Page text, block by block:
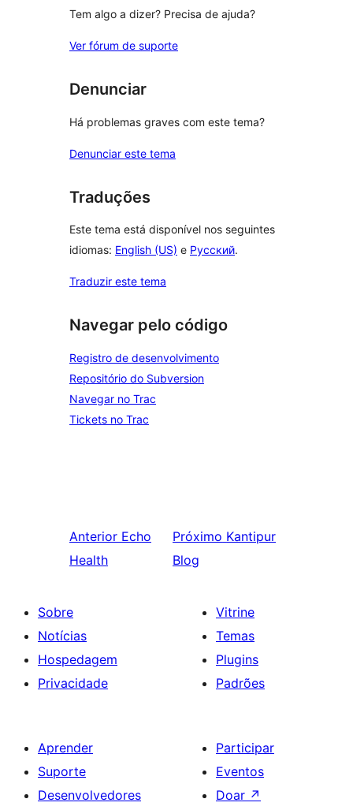
Tem algo a dizer? Precisa de ajuda?
Ver fórum de suporte
Denunciar
Há problemas graves com este tema?
Denunciar este tema
Traduções
Este tema está disponível nos seguintes
idiomas: English (US) e Русский.
Traduzir este tema
Navegar pelo código
Registro de desenvolvimento
Repositório do Subversion
Navegar no Trac
Tickets no Trac
Anterior Echo
Health
Próximo Kantipur
Blog
Sobre
Notícias
Hospedagem
Privacidade
Vitrine
Temas
Plugins
Padrões
Aprender
Suporte
Desenvolvedores
Participar
Eventos
Doar ↗